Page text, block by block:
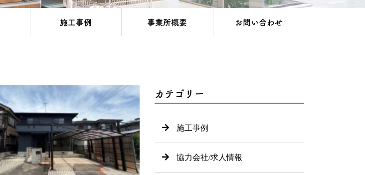
施工事例 事業所概要 お問い合わせ
カテゴリー
施工事例
協力会社/求人情報